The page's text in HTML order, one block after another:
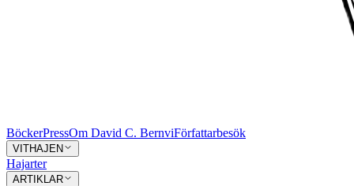
BöckerPressOm David C. BernviFörfattarbesök
VITHAJEN
Hajarter
ARTIKLAR